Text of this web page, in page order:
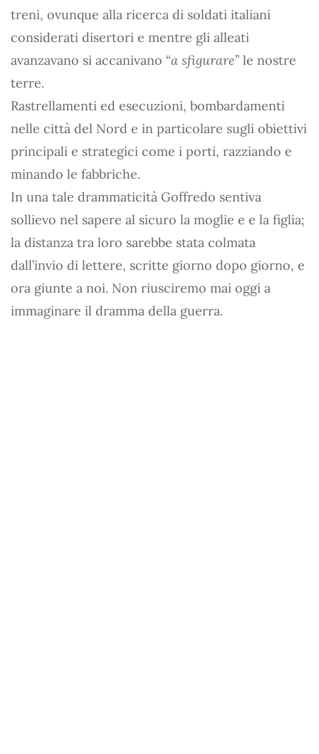
treni, ovunque alla ricerca di soldati italiani
considerati disertori e mentre gli alleati
avanzavano si accanivano “a sfigurare” le nostre
terre.
Rastrellamenti ed esecuzioni, bombardamenti
nelle città del Nord e in particolare sugli obiettivi
principali e strategici come i porti, razziando e
minando le fabbriche.
In una tale drammaticità Goffredo sentiva
sollievo nel sapere al sicuro la moglie e e la figlia;
la distanza tra loro sarebbe stata colmata
dall’invio di lettere, scritte giorno dopo giorno, e
ora giunte a noi. Non riusciremo mai oggi a
immaginare il dramma della guerra.